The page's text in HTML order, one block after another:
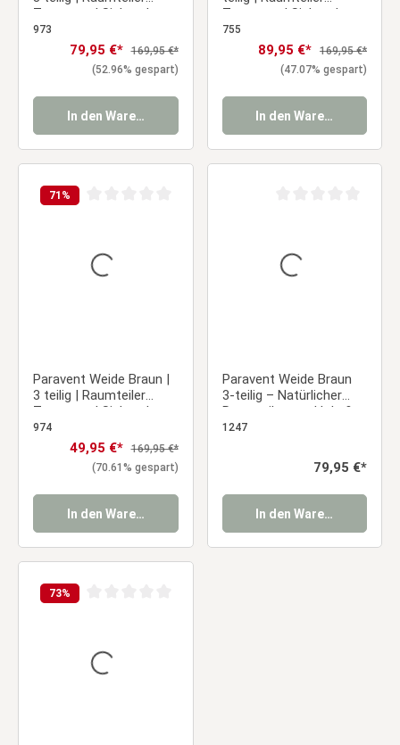
Trennwand Sichtschutz
973
Verkaufspreis:
79,95 €* Regulärer Preis:
169,95 €*
(52.96% gespart)
In den Warenkorb
Trennwand Sichtschutz
755
Verkaufspreis:
89,95 €* Regulärer Preis:
169,95 €*
(47.07% gespart)
In den Warenkorb
71 %
Paravent Weide Braun |
3 teilig | Raumteiler
Trennwand Sichtschutz
974
Verkaufspreis:
49,95 €* Regulärer Preis:
169,95 €*
(70.61% gespart)
In den Warenkorb
Paravent Weide Braun
3-teilig – Natürlicher
Raumteiler aus Holz &
Weidengeflecht
1247
Regulärer Preis:
79,95 €*
In den Warenkorb
73%